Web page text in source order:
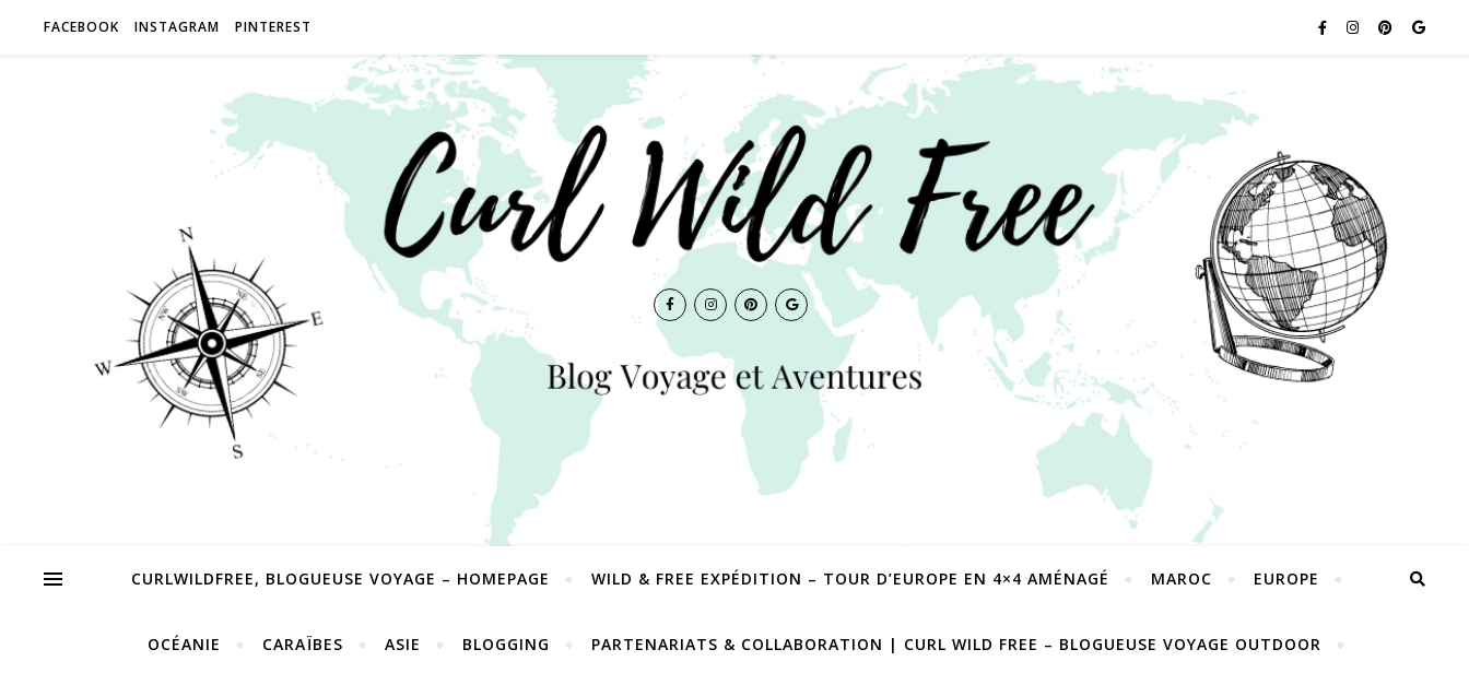
FACEBOOK INSTAGRAM PINTEREST
CURLWILDFREE, BLOGUEUSE VOYAGE – HOMEPAGE WILD & FREE EXPÉDITION – TOUR D’EUROPE EN 4×4 AMÉNAGÉ MAROC EUROPE
OCÉANIE CARAÏBES ASIE BLOGGING PARTENARIATS & COLLABORATION | CURL WILD FREE – BLOGUEUSE VOYAGE OUTDOOR